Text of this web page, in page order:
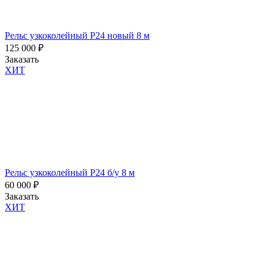
Рельс узкоколейный Р24 новый 8 м
125 000 ₽
Заказать
ХИТ
Рельс узкоколейный Р24 б/у 8 м
60 000 ₽
Заказать
ХИТ